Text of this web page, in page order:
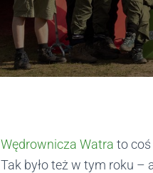
Wędrownicza Watra to coś
Tak było też w tym roku –